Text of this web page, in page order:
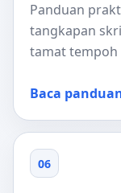
Panduan
tangkapan
tamat tempoh
Baca
06